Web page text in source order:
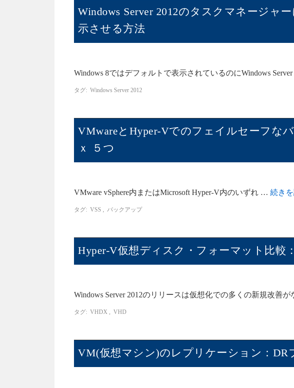
Windows Server 2012のタスクマネージャ
示させる方法
Windows 8ではデフォルトで表示されているのにWindows
タグ: Windows Server 2012
VMwareとHyper-Vでのフェイルセーフな
ｘ ５つ
VMware vSphere内またはMicrosoft Hyper-V内のいずれ … 続き
タグ: VSS , バックアップ
Hyper-V仮想ディスク・フォーマット比較
Windows Server 2012のリリースは仮想化での多くの新規改善
タグ: VHDX , VHD
VM(仮想マシン)のレプリケーション：DR